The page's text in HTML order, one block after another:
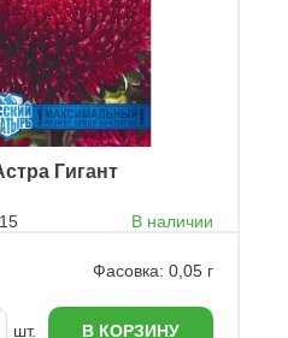
Гигант
В наличии
Фасовка: 0,05 г
шт. В КОРЗИНУ